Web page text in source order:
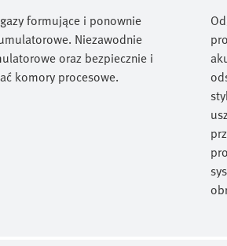
formujące i ponownie
Niezawodnie
oraz bezpiecznie i
komory procesowe.